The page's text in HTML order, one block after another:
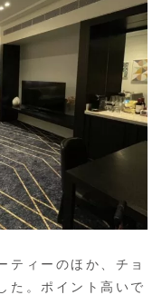
ティーのほか、チョ
た。ポイント高いで